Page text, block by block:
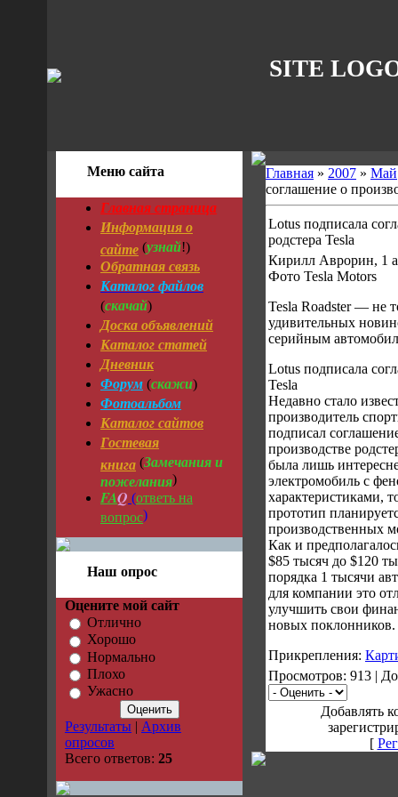
SITE
Меню сайта
Главная страница
Информация о
сайте (узнай!)
Обратная связь
Каталог файлов
(скачай)
Доска объявлений
Каталог статей
Дневник
Форум (скажи)
Фотоальбом
Каталог сайтов
Гостевая
книга (Замечания и
пожелания)
FAQ (ответь на
вопрос)
Наш опрос
Оцените мой сайт
Отлично
Хорошо
Нормально
Плохо
Ужасно
Результаты | Архив
опросов
Всего ответов: 25
Главная » 2007 » Май
соглашение о
Lotus подписала
родстера Tesla
Кирилл Аврорин, 1
Фото Tesla Motors
Tesla Roadster — не
удивительных
серийным
Lotus подписала
Tesla
Недавно стало
производитель
подписал
производстве
была лишь
электромобиль с
характеристиками,
прототип
производственных
Как и
$85 тысяч до $120
порядка 1 тысячи
для компании это
улучшить свои
новых поклонников.
Прикрепления:
Просмотров: 913 |
Добавлять
[